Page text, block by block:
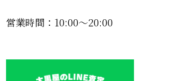
営業時間：10:00〜20:00